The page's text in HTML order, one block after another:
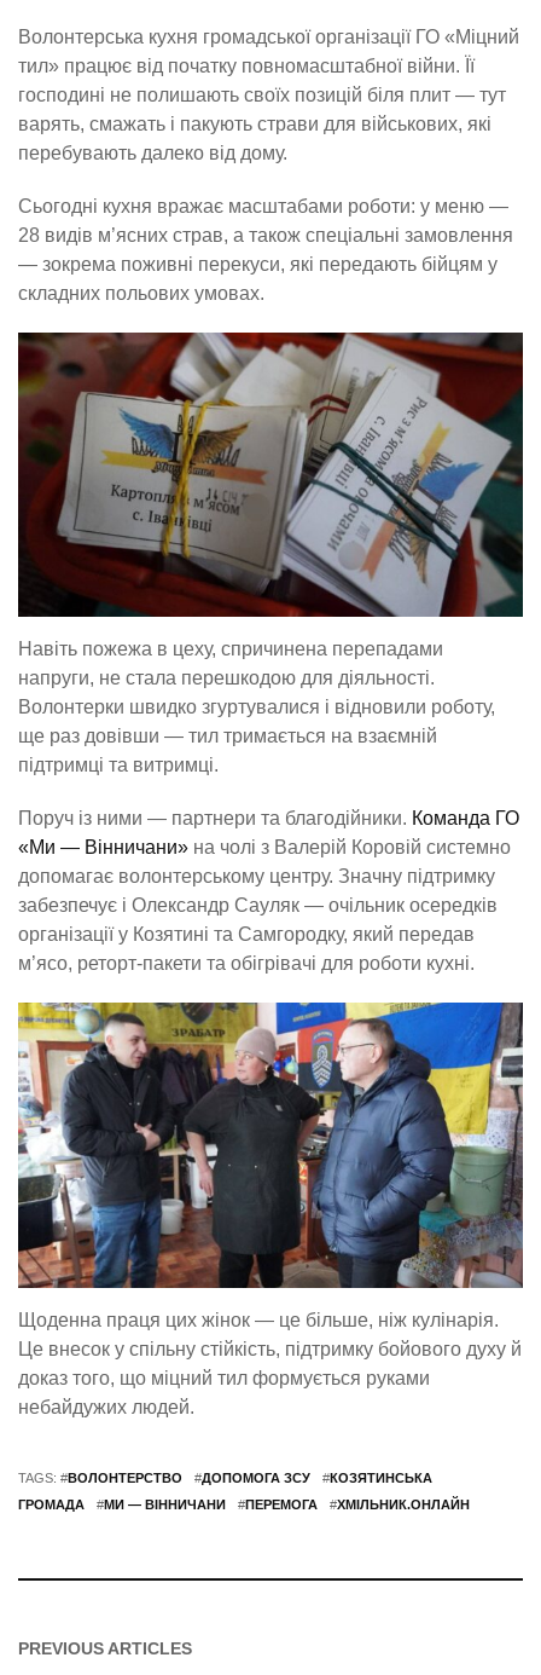
Волонтерська кухня громадської організації ГО «Міцний
тил» працює від початку повномасштабної війни. Її
господині не полишають своїх позицій біля плит — тут
варять, смажать і пакують страви для військових, які
перебувають далеко від дому.
Сьогодні кухня вражає масштабами роботи: у меню —
28 видів м’ясних страв, а також спеціальні замовлення
— зокрема поживні перекуси, які передають бійцям у
складних польових умовах.
Навіть пожежа в цеху, спричинена перепадами
напруги, не стала перешкодою для діяльності.
Волонтерки швидко згуртувалися і відновили роботу,
ще раз довівши — тил тримається на взаємній
підтримці та витримці.
Поруч із ними — партнери та благодійники. Команда ГО
«Ми — Вінничани» на чолі з Валерій Коровій системно
допомагає волонтерському центру. Значну підтримку
забезпечує і Олександр Сауляк — очільник осередків
організації у Козятині та Самгородку, який передав
м’ясо, реторт-пакети та обігрівачі для роботи кухні.
Щоденна праця цих жінок — це більше, ніж кулінарія.
Це внесок у спільну стійкість, підтримку бойового духу й
доказ того, що міцний тил формується руками
небайдужих людей.
TAGS: #ВОЛОНТЕРСТВО #ДОПОМОГА ЗСУ #КОЗЯТИНСЬКА
ГРОМАДА
#МИ — ВІННИЧАНИ #ПЕРЕМОГА #ХМІЛЬНИК.ОНЛАЙН
PREVIOUS ARTICLES